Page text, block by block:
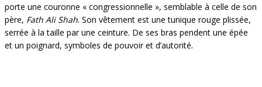
porte une couronne « congressionnelle », semblable à celle de son
père, Fath Ali Shah. Son vêtement est une tunique rouge plissée,
serrée à la taille par une ceinture. De ses bras pendent une épée
et un poignard, symboles de pouvoir et d’autorité.